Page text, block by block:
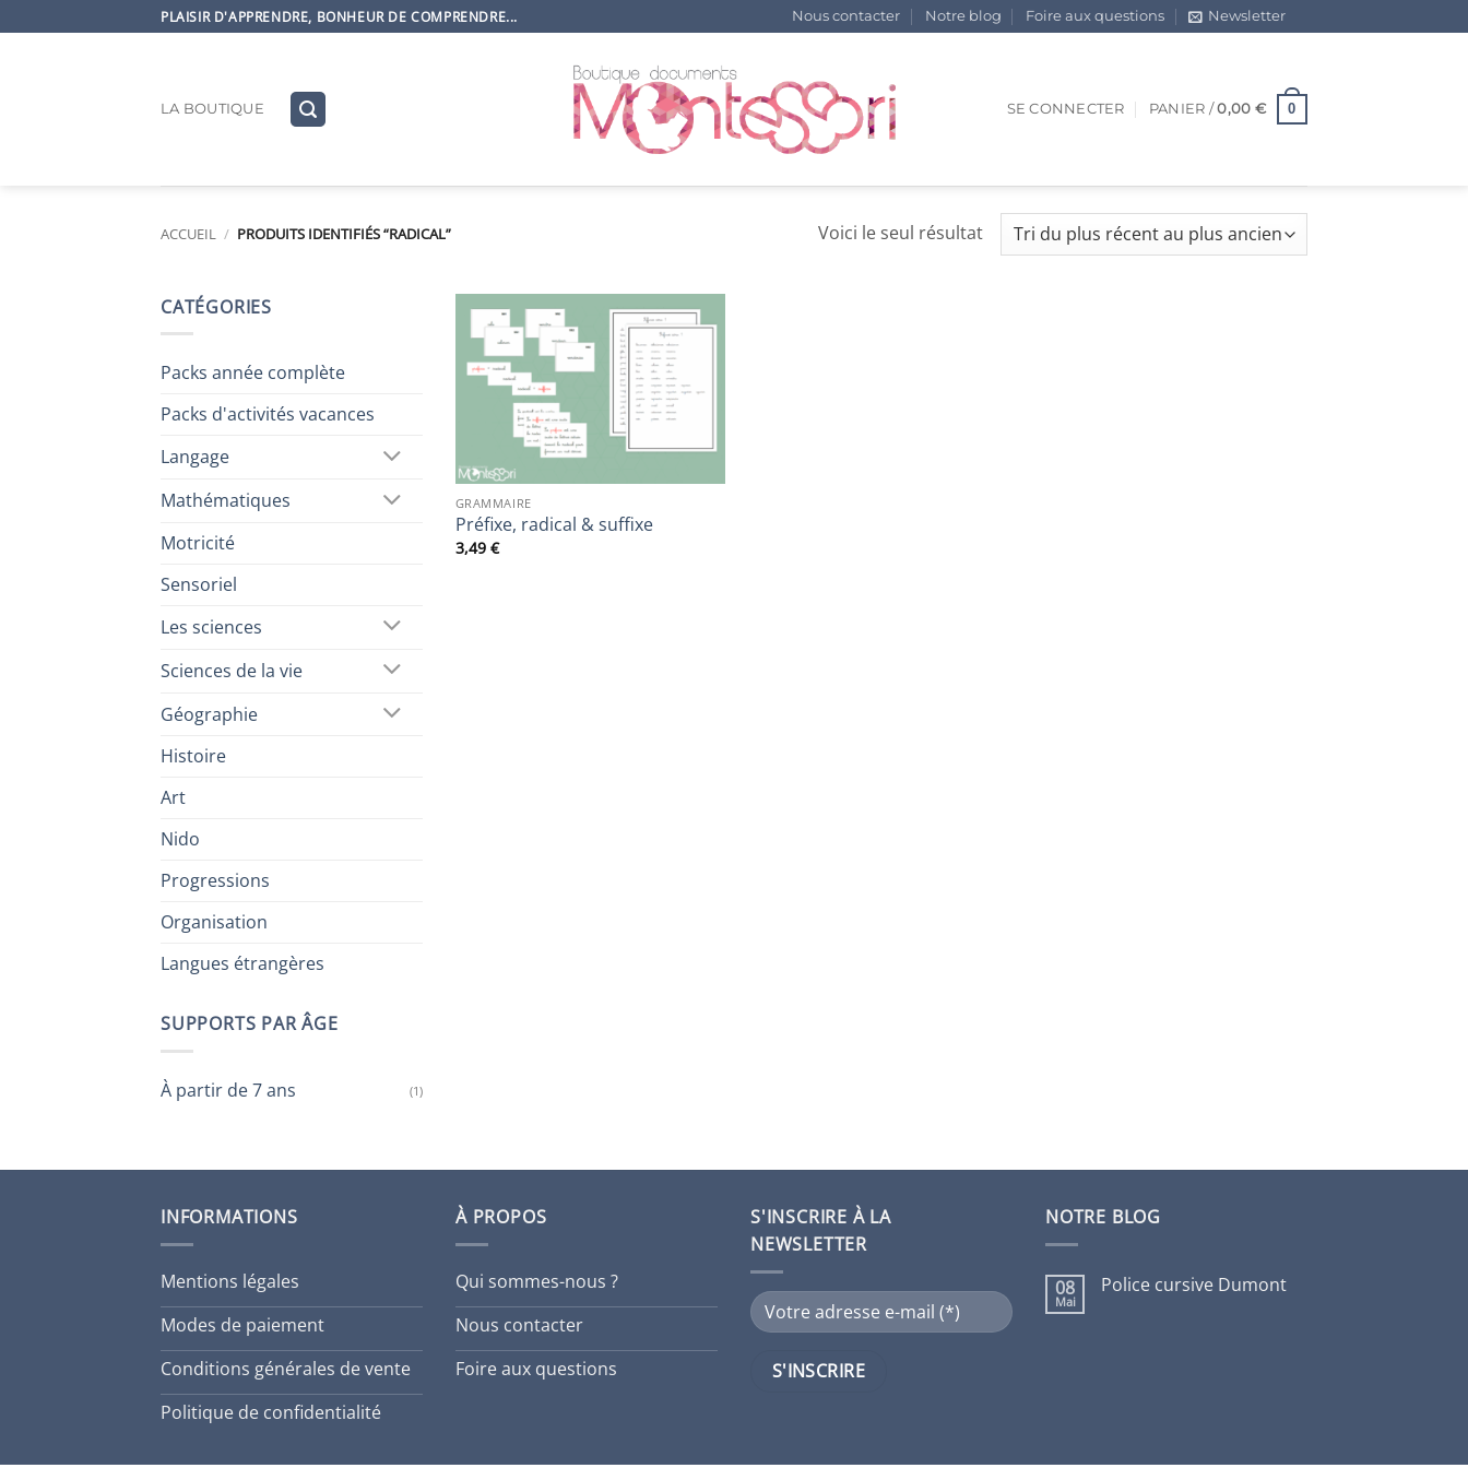
au
PLAISIR D'APPRENDRE, BONHEUR DE COMPRENDRE... Nous contacter Notre blog Foire aux questions Newsletter
LA BOUTIQUE SE CONNECTER PANIER /0,00 € 0
ACCUEIL / PRODUITS IDENTIFIÉS “RADICAL” Voici le seul résultat
CATÉGORIES
Packs année complète
Packs d'activités vacances
Langage
Mathématiques
Motricité
Sensoriel
Les sciences
Sciences de la vie
Géographie
Histoire
Art
Nido
Progressions
Organisation
Langues étrangères
SUPPORTS PAR ÂGE
À partir de 7 ans (1)
GRAMMAIRE
Préfixe, radical & suffixe
3,49 €
INFORMATIONS
Mentions légales
Modes de paiement
Conditions générales de vente
Politique de confidentialité
À PROPOS
Qui sommes-nous ?
Nous contacter
Foire aux questions
S'INSCRIRE À LA
NEWSLETTER
NOTRE BLOG
08
Mai
Police cursive Dumont